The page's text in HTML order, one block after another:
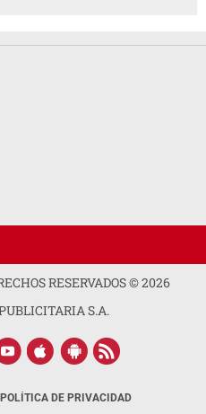
RESERVADOS ©2026
S.A.
POLÍTICA DE PRIVACIDAD